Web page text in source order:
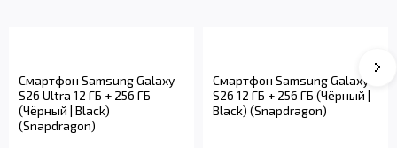
Смартфон Samsung Galaxy
S26 Ultra 12 ГБ + 256 ГБ
(Чёрный | Black)
(Snapdragon)
Смартфон Samsung Galaxy
S26 12 ГБ + 256 ГБ (Чёрный |
Black) (Snapdragon)